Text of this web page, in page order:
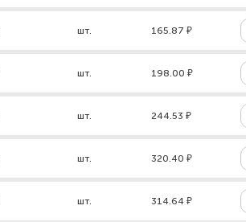
шт. 165.87 ₽
шт. 198.00 ₽
шт. 244.53 ₽
шт. 320.40 ₽
шт. 314.64 ₽